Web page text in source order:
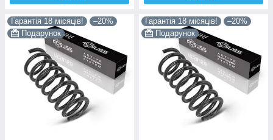
Гарантія 18 місяців!
–20%
Подарунок
Гарантія 18 місяців!
–20%
Подарунок